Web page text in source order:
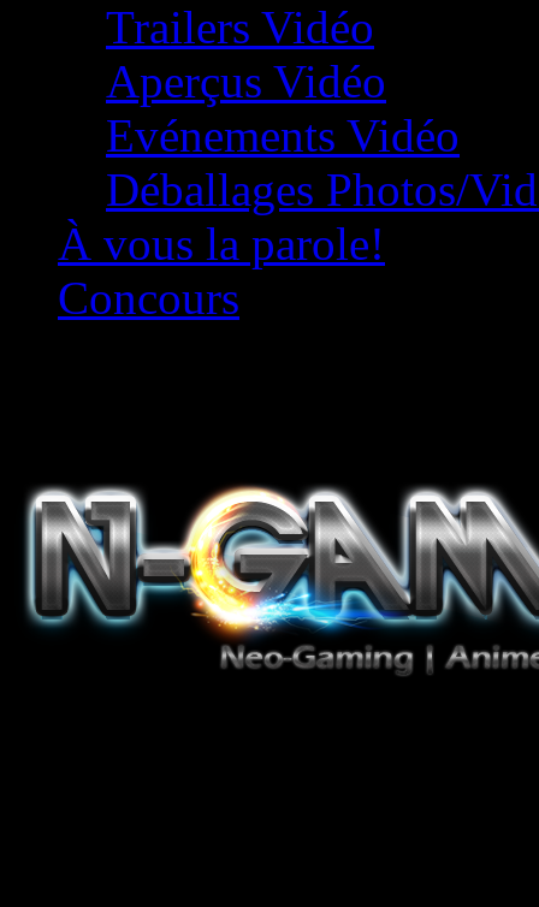
Trailers Vidéo
Aperçus Vidéo
Evénements Vidéo
Déballages Photos/
À vous la parole!
Concours